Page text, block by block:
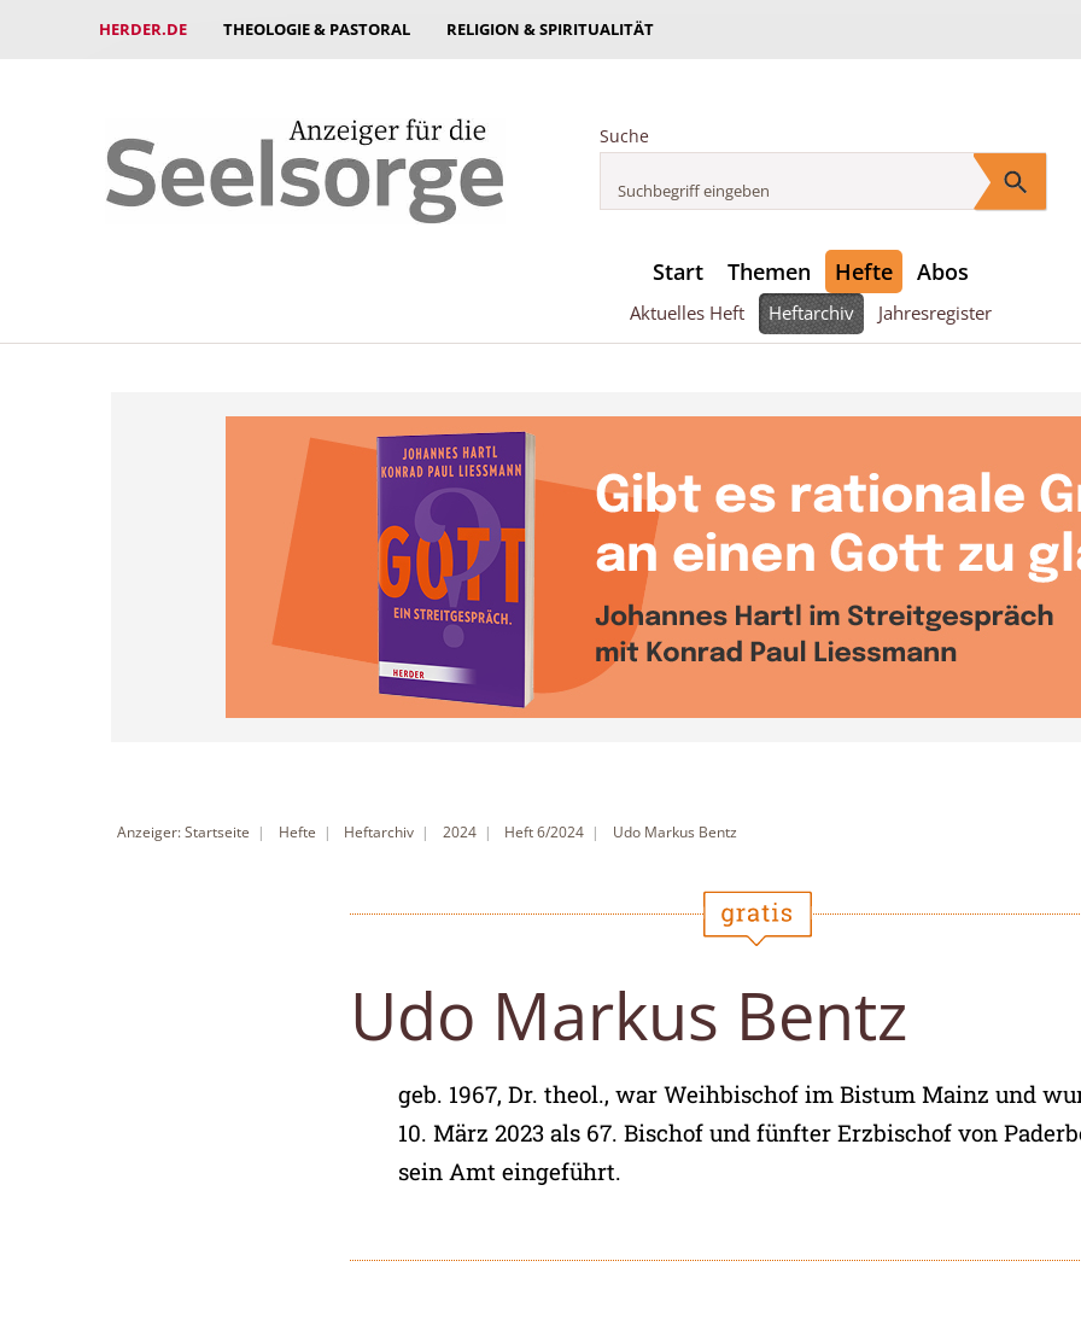
HERDER.DE THEOLOGIE & PASTORAL RELIGION & SPIRITUALITÄT
Suche
Start Themen Hefte Abos
Aktuelles Heft Heftarchiv Jahresregister
Anzeiger: Startseite Hefte Heftarchiv 2024 Heft 6/2024 Udo Markus Bentz
Udo Markus Bentz
geb. 1967, Dr. theol., war Weihbischof im Bistum Mainz und
10. März 2023 als 67. Bischof und fünfter Erzbischof von
sein Amt eingeführt.